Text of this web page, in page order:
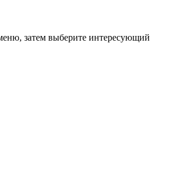
затем выберите интересующий